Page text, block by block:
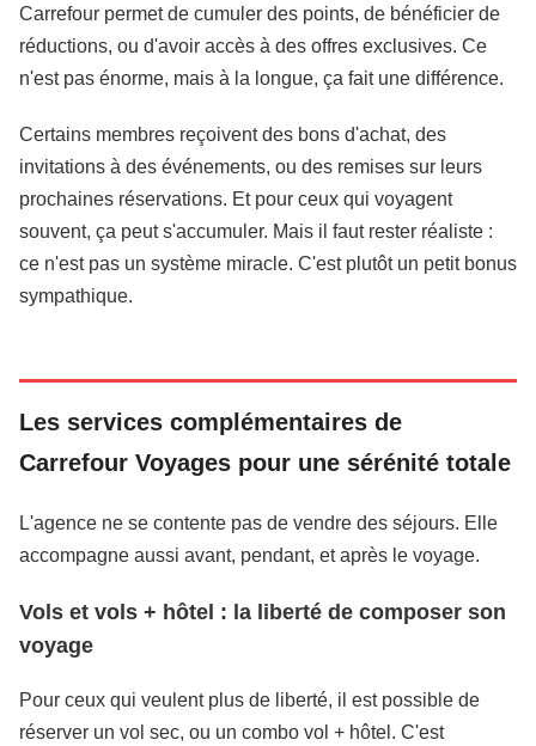
Carrefour permet de cumuler des points, de bénéficier de
réductions, ou d'avoir accès à des offres exclusives. Ce
n'est pas énorme, mais à la longue, ça fait une différence.
Certains membres reçoivent des bons d'achat, des
invitations à des événements, ou des remises sur leurs
prochaines réservations. Et pour ceux qui voyagent
souvent, ça peut s'accumuler. Mais il faut rester réaliste :
ce n'est pas un système miracle. C'est plutôt un petit bonus
sympathique.
Les services complémentaires de
Carrefour Voyages pour une sérénité totale
L'agence ne se contente pas de vendre des séjours. Elle
accompagne aussi avant, pendant, et après le voyage.
Vols et vols + hôtel : la liberté de composer son
voyage
Pour ceux qui veulent plus de liberté, il est possible de
réserver un vol sec, ou un combo vol + hôtel. C'est